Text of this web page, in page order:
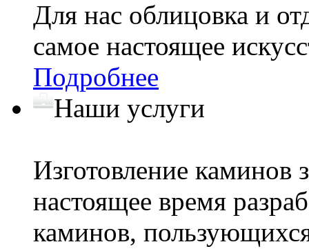
Для нас облицовка и
самое настоящее
Подробнее
Наши услуги
Изготовление каминов
настоящее время
каминов,